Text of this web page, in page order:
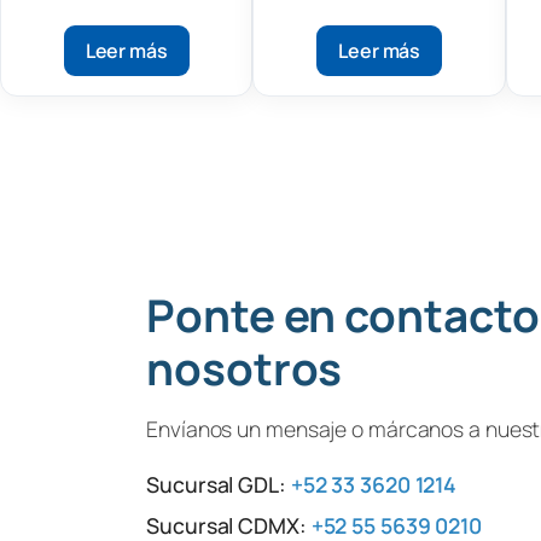
y destilados
Leer más Leer más
Ponte en
nosotros
Envíanos un mensaje o márcanos a
Sucursal GDL: +52 33 3620 1214
Sucursal CDMX: +52 55 5639 0210